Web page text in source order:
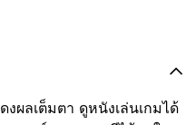
ผลเต็มตา ดูหนังเล่นเกมได้